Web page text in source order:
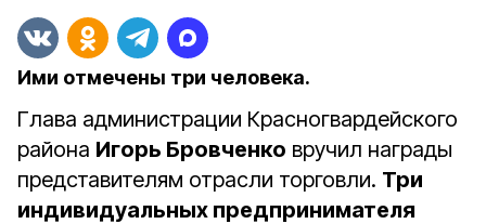
Ими отмечены три человека.
Глава администрации Красногвардейского
района Игорь Бровченко вручил награды
представителям отрасли торговли. Три
индивидуальных предпринимателя